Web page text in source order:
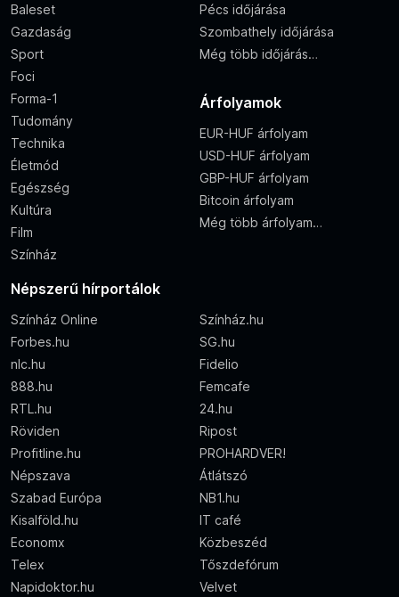
Baleset
Gazdaság
Sport
Foci
Forma-1
Tudomány
Technika
Életmód
Egészség
Kultúra
Film
Színház
Pécs időjárása
Szombathely időjárása
Még több időjárás…
Árfolyamok
EUR-HUF árfolyam
USD-HUF árfolyam
GBP-HUF árfolyam
Bitcoin árfolyam
Még több árfolyam…
Népszerű hírportálok
Színház Online
Színház.hu
Forbes.hu
SG.hu
nlc.hu
Fidelio
888.hu
Femcafe
RTL.hu
24.hu
Röviden
Ripost
Profitline.hu
PROHARDVER!
Népszava
Átlátszó
Szabad Európa
NB1.hu
Kisalföld.hu
IT café
Economx
Közbeszéd
Telex
Tőszdefórum
Napidoktor.hu
Velvet